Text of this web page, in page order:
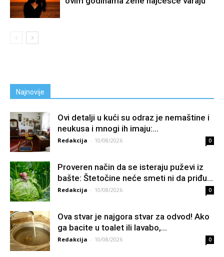
Najnovije
Ovi detalji u kući su odraz je nemaštine i
neukusa i mnogi ih imaju:...
Redakcija - 10/08/2026 0
Proveren način da se isteraju puževi iz
bašte: Štetočine neće smeti ni da priđu...
Redakcija - 10/08/2026 0
Ova stvar je najgora stvar za odvod! Ako
ga bacite u toalet ili lavabo,...
Redakcija - 10/08/2026 0